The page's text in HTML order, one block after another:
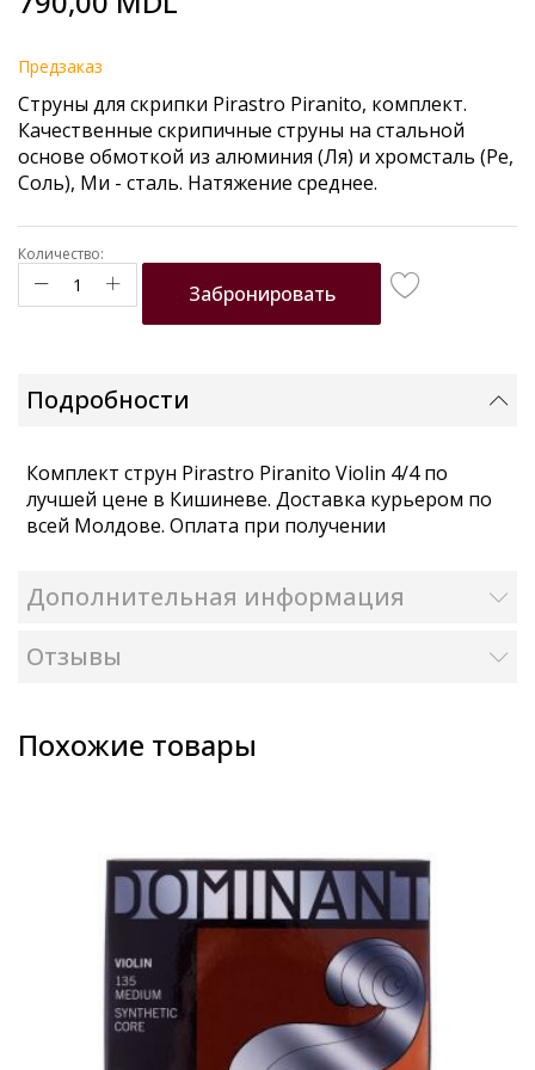
beginning
of
the
images
gallery
Предзаказ
Струны для скрипки Pirastro Piranito, комплект.
Качественные скрипичные струны на стальной
основе обмоткой из алюминия (Ля) и хромсталь (Ре,
Соль), Ми - сталь. Натяжение среднее.
Количество:
Забронировать
Подробности
Комплект струн Pirastro Piranito Violin 4/4 по
лучшей цене в Кишиневе. Доставка курьером по
всей Молдове. Оплата при получении
Дополнительная информация
Отзывы
Похожие товары